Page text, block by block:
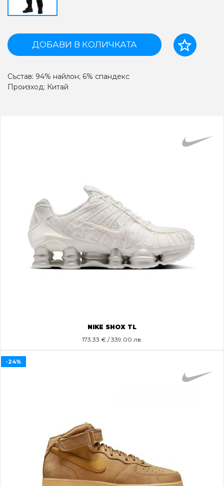
ДОБАВИ В КОЛИЧКАТА
Състав: 94% найлон; 6% спандекс
Произход: Китай
NIKE SHOX TL
173.33 € / 339.00 лв.
-24%